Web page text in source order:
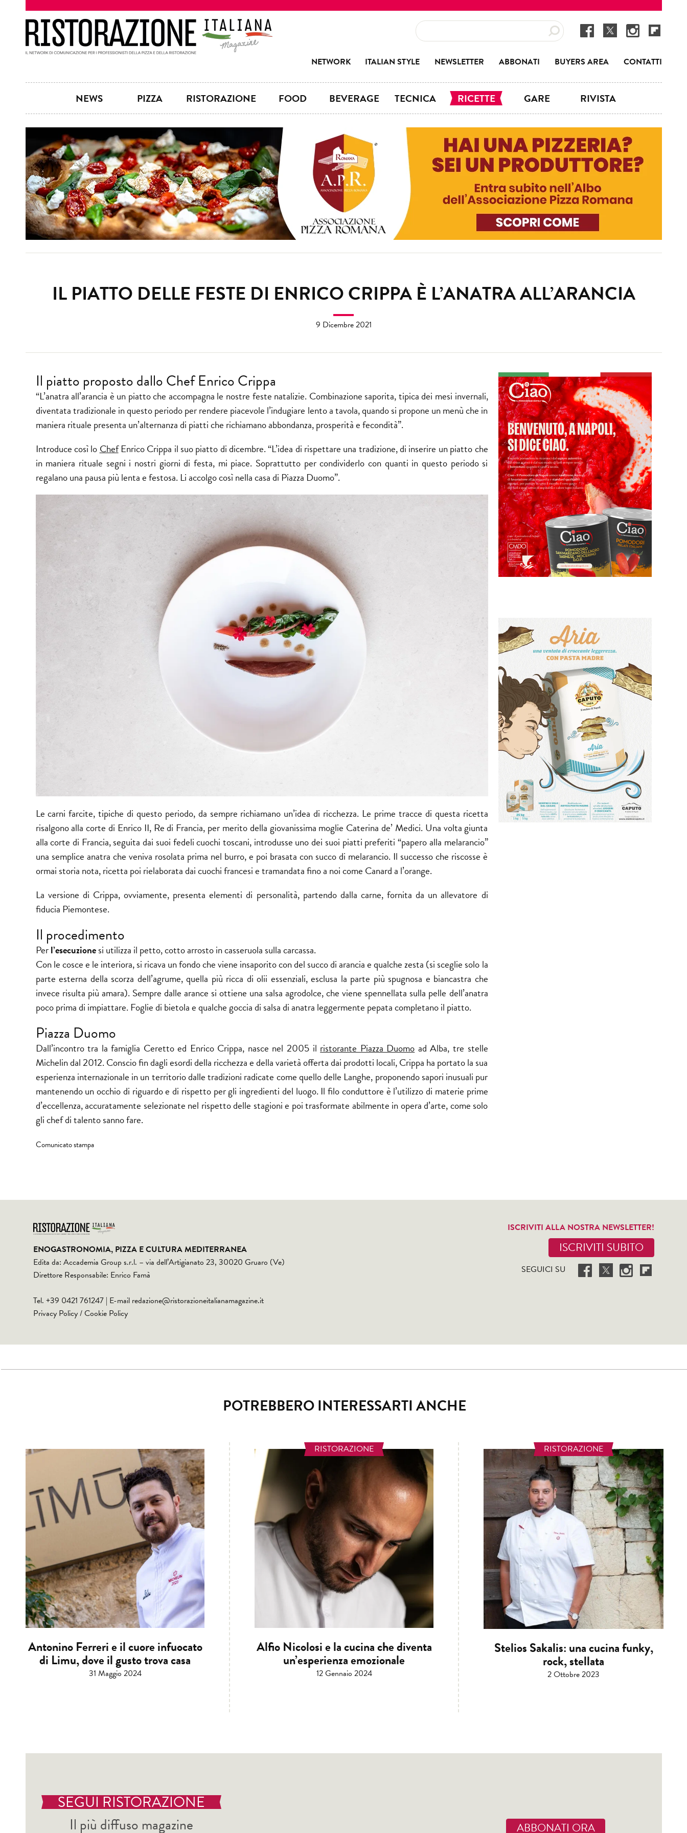
NETWORK ITALIAN STYLE NEWSLETTER ABBONATI BUYERS AREA CONTATTI
NEWS PIZZA RISTORAZIONE FOOD BEVERAGE TECNICA RICETTE GARE RIVISTA
IL PIATTO DELLE FESTE DI ENRICO CRIPPA È L’ANATRA ALL’ARANCIA
9 Dicembre 2021
Il piatto proposto dallo Chef Enrico Crippa
“L’anatra all’arancia è un piatto che accompagna le nostre feste natalizie. Combinazione saporita, tipica dei mesi invernali,
diventata tradizionale in questo periodo per rendere piacevole l’indugiare lento a tavola, quando si propone un menù che in
maniera rituale presenta un’alternanza di piatti che richiamano abbondanza, prosperità e fecondità”.
Introduce così loChefEnrico Crippa il suo piatto di dicembre. “L’idea di rispettare una tradizione, di inserire un piatto che
in maniera rituale segni i nostri giorni di festa, mi piace. Soprattutto per condividerlo con quanti in questo periodo si
regalano una pausa più lenta e festosa. Li accolgo così nella casa di Piazza Duomo”.
Le carni farcite, tipiche di questo periodo, da sempre richiamano un’idea di ricchezza. Le prime tracce di questa ricetta
risalgono alla corte di Enrico II, Re di Francia, per merito della giovanissima moglie Caterina de’ Medici. Una volta giunta
alla corte di Francia, seguita dai suoi fedeli cuochi toscani, introdusse uno dei suoi piatti preferiti “papero alla melarancio”
una semplice anatra che veniva rosolata prima nel burro, e poi brasata con succo di melarancio. Il successo che riscosse è
ormai storia nota, ricetta poi rielaborata dai cuochi francesi e tramandata fino a noi come Canard a l’orange.
La versione di Crippa, ovviamente, presenta elementi di personalità, partendo dalla carne, fornita da un allevatore di
fiducia Piemontese.
Il procedimento
Perl’esecuzionesi utilizza il petto, cotto arrosto in casseruola sulla carcassa.
Con le cosce e le interiora, si ricava un fondo che viene insaporito con del succo di arancia e qualche zesta (si sceglie solo la
parte esterna della scorza dell’agrume, quella più ricca di olii essenziali, esclusa la parte più spugnosa e biancastra che
invece risulta più amara). Sempre dalle arance si ottiene una salsa agrodolce, che viene spennellata sulla pelle dell’anatra
poco prima di impiattare. Foglie di bietola e qualche goccia di salsa di anatra leggermente pepata completano il piatto.
Piazza Duomo
Dall’incontro tra la famiglia Ceretto ed Enrico Crippa, nasce nel 2005 ilristorante Piazza Duomoad Alba, tre stelle
Michelin dal 2012. Conscio fin dagli esordi della ricchezza e della varietà offerta dai prodotti locali, Crippa ha portato la sua
esperienza internazionale in un territorio dalle tradizioni radicate come quello delle Langhe, proponendo sapori inusuali pur
mantenendo un occhio di riguardo e di rispetto per gli ingredienti del luogo. Il filo conduttore è l’utilizzo di materie prime
d’eccellenza, accuratamente selezionate nel rispetto delle stagioni e poi trasformate abilmente in opera d’arte, come solo
gli chef di talento sanno fare.
Comunicato stampa
ENOGASTRONOMIA, PIZZA E CULTURA MEDITERRANEA
Edita da: Accademia Group s.r.l. – via dell’Artigianato 23, 30020 Gruaro (Ve)
Direttore Responsabile: Enrico Famà
Tel. +39 0421 761247 | E-mail redazione@ristorazioneitalianamagazine.it
Privacy Policy/Cookie Policy
ISCRIVITI ALLA NOSTRA NEWSLETTER!
ISCRIVITI SUBITO
SEGUICI SU
POTREBBERO INTERESSARTI ANCHE
Antonino Ferreri e il cuore infuocato
di Limu, dove il gusto trova casa
31 Maggio 2024
RISTORAZIONE
Alfio Nicolosi e la cucina che diventa
un’esperienza emozionale
12 Gennaio 2024
RISTORAZIONE
Stelios Sakalis: una cucina funky,
rock, stellata
2 Ottobre 2023
SEGUI RISTORAZIONE
Il più diffuso magazine
ABBONATI ORA